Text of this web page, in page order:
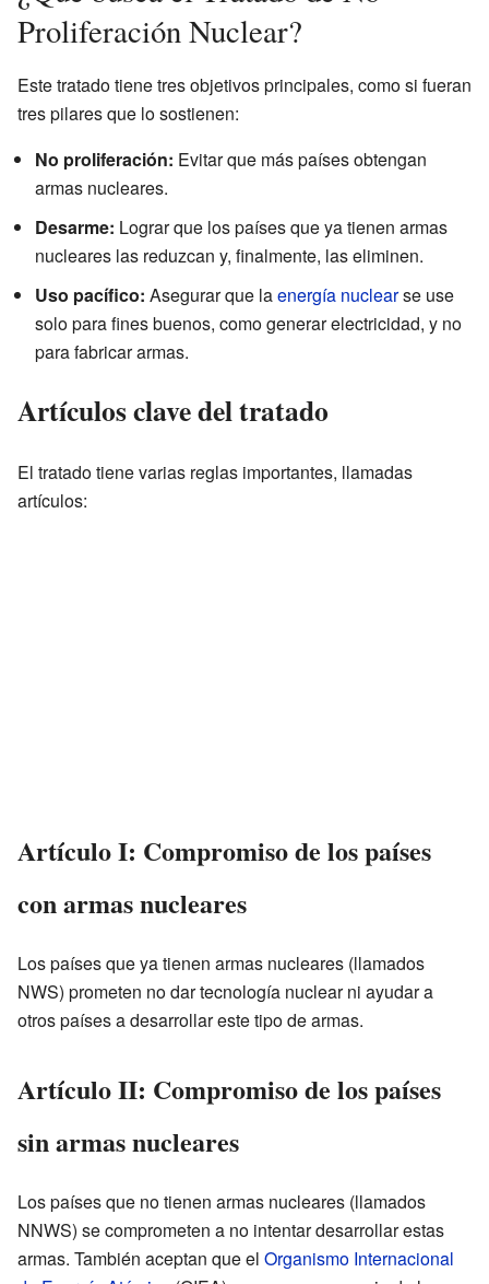
Proliferación Nuclear?
Este tratado tiene tres objetivos principales, como si fueran
tres pilares que lo sostienen:
No proliferación: Evitar que más países obtengan
armas nucleares.
Desarme: Lograr que los países que ya tienen armas
nucleares las reduzcan y, finalmente, las eliminen.
Uso pacífico: Asegurar que laenergía nuclearse use
solo para fines buenos, como generar electricidad, y no
para fabricar armas.
Artículos clave del tratado
El tratado tiene varias reglas importantes, llamadas
artículos:
Artículo I: Compromiso de los países
con armas nucleares
Los países que ya tienen armas nucleares (llamados
NWS) prometen no dar tecnología nuclear ni ayudar a
otros países a desarrollar este tipo de armas.
Artículo II: Compromiso de los países
sin armas nucleares
Los países que no tienen armas nucleares (llamados
NNWS) se comprometen a no intentar desarrollar estas
armas. También aceptan que el Organismo Internacional